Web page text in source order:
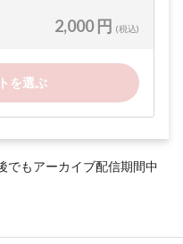
2,000 円 (税込)
を選ぶ
でもアーカイブ配信期間中